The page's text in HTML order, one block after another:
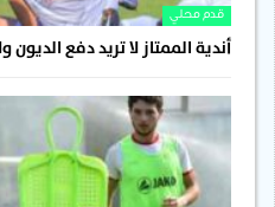
قدم محلي
أندية الممتاز لا تريد دفع الديون